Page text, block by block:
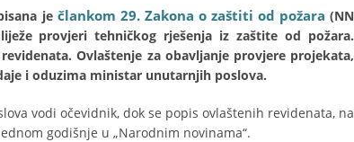
je člankom 29. Zakona o zaštiti od požara (NN
provjeri tehničkog rješenja iz zaštite od požara.
Ovlaštenje za obavljanje provjere projekata,
i oduzima ministar unutarnjih poslova.
vodi očevidnik, dok se popis ovlaštenih revidenata, na
godišnje u „Narodnim novinama“.